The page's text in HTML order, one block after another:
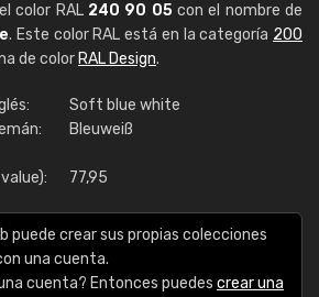
color RAL 240 90 05con el nombre de
. Este color RAL está en la categoría 200
de color RAL Design.
Soft blue white
Bleuweiß
77,95
puede crear sus propias colecciones
una cuenta.
cuenta? Entonces puedes crear una